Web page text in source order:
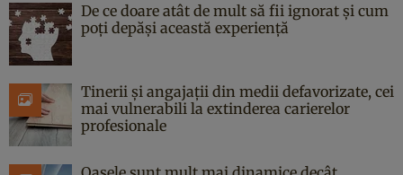
De ce doare atât de mult să fii ignorat și cum
poți depăși această experiență
Tinerii și angajații din medii defavorizate, cei
mai vulnerabili la extinderea carierelor
profesionale